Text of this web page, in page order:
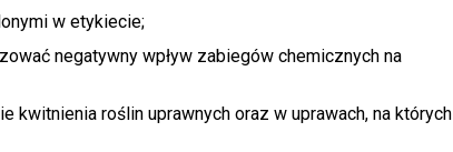
w etykiecie;
negatywny wpływ zabiegów chemicznych na
roślin uprawnych oraz w uprawach, na których